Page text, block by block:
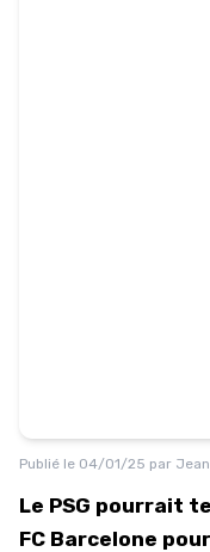
Publié le 04/01/25 par
Le PSG pourrait
FC Barcelone